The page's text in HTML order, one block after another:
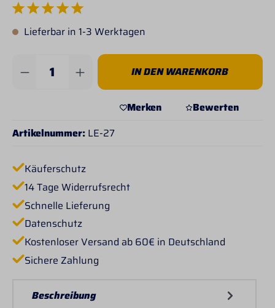
Durchschnittliche Bewertung von 5 von 5 Sternen
Lieferbar in 1-3 Werktagen
Produkt Anzahl: Gib den gewünschten
IN DEN WARENKORB
Merken
Bewerten
Artikelnummer: LE-27
Käuferschutz
14 Tage Widerrufsrecht
Schnelle Lieferung
Datenschutz
Kostenloser Versand ab 60€ in Deutschland
Sichere Zahlung
Beschreibung